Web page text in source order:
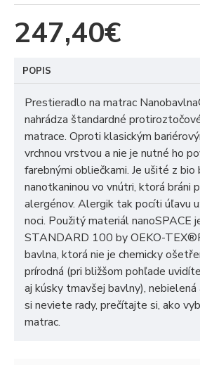
247,40€
POPIS
Prestieradlo na matrac
nahrádza štandardné
matrace. Oproti klasickým
vrchnou vrstvou a nie je nutné ho
farebnými obliečkami. Je ušité z bio
nanotkaninou vo vnútri, ktorá bráni
alergénov. Alergik tak pocíti úľavu
noci. Použitý materiál nanoSPACE
STANDARD 100 by OEKO-
bavlna, ktorá nie je chemicky
prírodná (pri bližšom pohľade
aj kúsky tmavšej bavlny),
si neviete rady, prečítajte si, ako
matrac.